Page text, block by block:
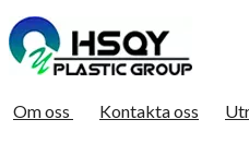
Om oss Kontakta oss